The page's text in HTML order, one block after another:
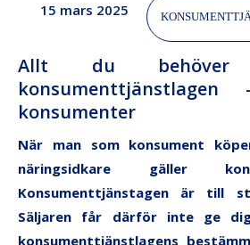
15 mars 2025
Allt du
konsumenter
När man som konsument
näringsidkare gäller
Konsumenttjänstagen är till
Säljaren får därför inte ge
konsumenttjänstlagens